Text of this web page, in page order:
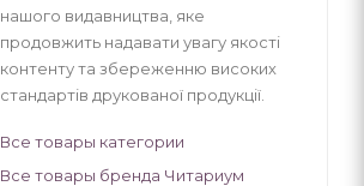
нашого видавництва, яке
продовжить надавати увагу якості
контенту та збереженню високих
стандартів друкованої продукції.
Все товары категории
Все товары бренда Читариум